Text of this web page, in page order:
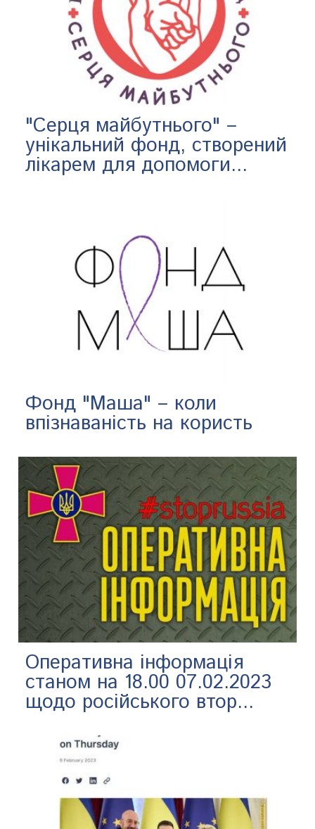
"Серця майбутнього" –
унікальний фонд, створений
лікарем для допомоги...
Фонд "Маша" – коли
впізнаваність на користь
Оперативна інформація
станом на 18.00 07.02.2023
щодо російського втор...